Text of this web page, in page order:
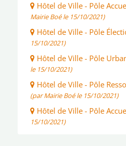
Hôtel de Ville - Pôle
Mairie Boé le 15/10/2021)
Hôtel de Ville - Pôle
15/10/2021)
Hôtel de Ville - Pôle
le 15/10/2021)
Hôtel de Ville - Pôle
(par Mairie Boé le 15/10/2021)
Hôtel de Ville - Pôle
15/10/2021)